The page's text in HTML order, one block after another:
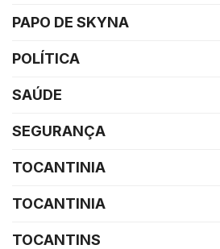
PAPO DE SKYNA
POLÍTICA
SAÚDE
SEGURANÇA
TOCANTINIA
TOCANTINIA
TOCANTINS